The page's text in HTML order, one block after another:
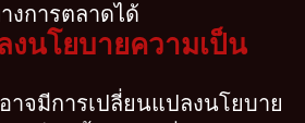
งการตลาดได้
งนโยบายความเป็น
าจมีการเปลี่ยนแปลงนโยบาย